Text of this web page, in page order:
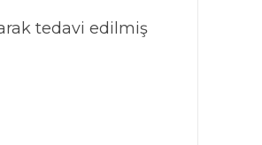
tedavi edilmiş